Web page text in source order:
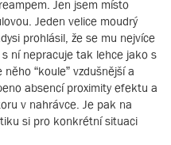
Jen jsem místo
Jeden velice moudrý
prohlásil, že se mu nejvíce
ní nepracuje tak lehce jako s
“koule” vzdušnější a
absencí proximity efektu a
v nahrávce. Je pak na
si pro konkrétní situaci